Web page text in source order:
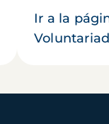
Ir a la